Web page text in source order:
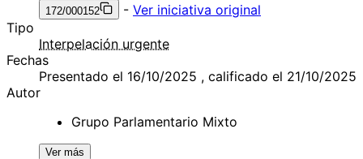
172/000152 - Ver iniciativa original
Tipo
Interpelación urgente
Fechas
Presentado el 16/10/2025 , calificado el 21/10/2025
Autor
Grupo Parlamentario Mixto
Ver más